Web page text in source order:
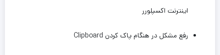
اینترنت اکسپلورر
رفع مشکل در هنگام پاک کردن Clipboard